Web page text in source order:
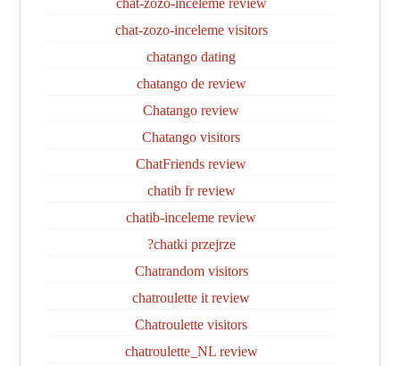
chat-zozo-inceleme review
chat-zozo-inceleme visitors
chatango dating
chatango de review
Chatango review
Chatango visitors
ChatFriends review
chatib fr review
chatib-inceleme review
chatki przejrze?
Chatrandom visitors
chatroulette it review
Chatroulette visitors
chatroulette_NL review